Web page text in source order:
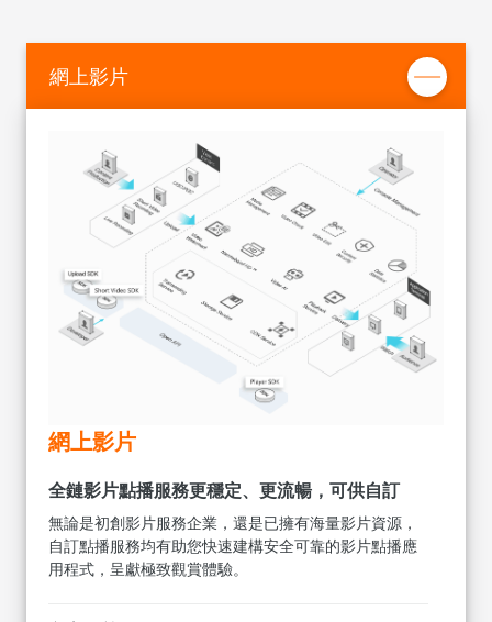
網上影片
網上影片
全鏈影片點播服務更穩定、更流暢，可供自訂
無論是初創影片服務企業，還是已擁有海量影片資源，
自訂點播服務均有助您快速建構安全可靠的影片點播應
用程式，呈獻極致觀賞體驗。